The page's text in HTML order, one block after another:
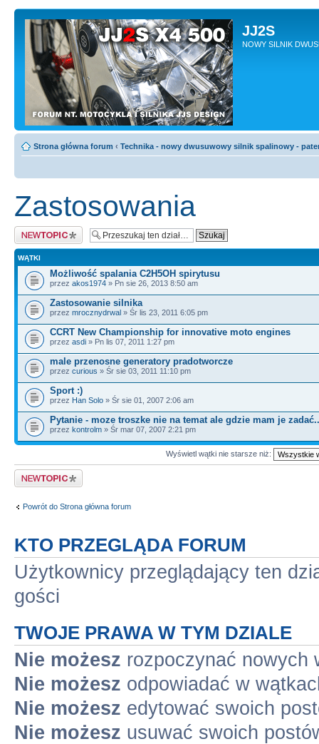
JJ2S
NOWY SILNIK
Strona główna forum ‹ Technika - nowy dwusuwowy silnik spalinowy -
Zastosowania
Napisz wątek
WĄTKI
Możliwość spalania C2H5OH spirytusu
przez akos1974 » Pn sie 26, 2013 8:50 am
Zastosowanie silnika
przez mrocznydrwal » Śr lis 23, 2011 6:05 pm
CCRT New Championship for innovative moto engines
przez asdi » Pn lis 07, 2011 1:27 pm
male przenosne generatory pradotworcze
przez curious » Śr sie 03, 2011 11:10 pm
Sport :)
przez Han Solo » Śr sie 01, 2007 2:06 am
Pytanie - moze troszke nie na temat ale gdzie mam je zadać..
przez kontrolm » Śr mar 07, 2007 2:21 pm
Wyświetl wątki nie starsze niż:
Napisz wątek
Powrót do Strona główna forum
KTO PRZEGLĄDA FORUM
Użytkownicy przeglądający ten
gości
TWOJE PRAWA W TYM DZIALE
Nie możesz rozpoczynać nowych
Nie możesz odpowiadać w
Nie możesz edytować swoich
Nie możesz usuwać swoich